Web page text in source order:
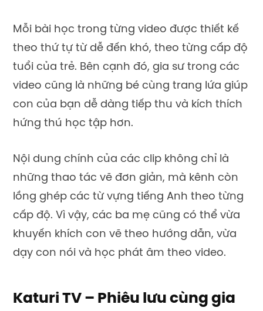
Mỗi bài học trong từng video được thiết kế
theo thứ tự từ dễ đến khó, theo từng cấp độ
tuổi của trẻ. Bên cạnh đó, gia sư trong các
video cũng là những bé cùng trang lứa giúp
con của bạn dễ dàng tiếp thu và kích thích
hứng thú học tập hơn.
Nội dung chính của các clip không chỉ là
những thao tác vẽ đơn giản, mà kênh còn
lồng ghép các từ vựng tiếng Anh theo từng
cấp độ. Vì vậy, các ba mẹ cũng có thể vừa
khuyến khích con vẽ theo hướng dẫn, vừa
dạy con nói và học phát âm theo video.
Katuri TV – Phiêu lưu cùng gia